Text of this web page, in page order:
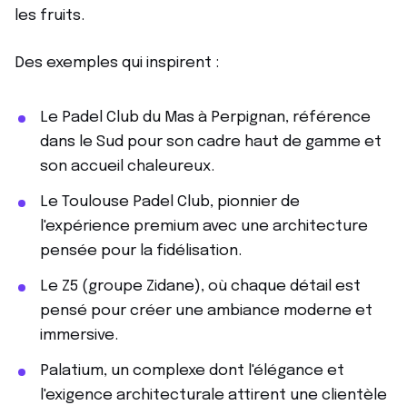
les fruits.
Des exemples qui inspirent :
Le Padel Club du Mas à Perpignan, référence
dans le Sud pour son cadre haut de gamme et
son accueil chaleureux.
Le Toulouse Padel Club, pionnier de
l'expérience premium avec une architecture
pensée pour la fidélisation.
Le Z5 (groupe Zidane), où chaque détail est
pensé pour créer une ambiance moderne et
immersive.
Palatium, un complexe dont l'élégance et
l'exigence architecturale attirent une clientèle